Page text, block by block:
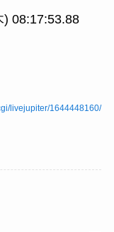
) 08:17:53.88
livejupiter/1644448160/